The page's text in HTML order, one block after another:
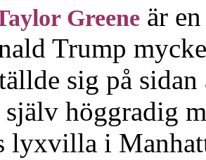
Greene är
Trump
sig på
höggradig
lyxvilla i